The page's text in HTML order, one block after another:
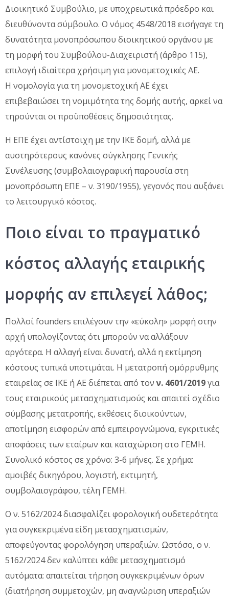
Διοικητικό Συμβούλιο, με υποχρεωτικά πρόεδρο και
διευθύνοντα σύμβουλο. Ο νόμος 4548/2018 εισήγαγε τη
δυνατότητα μονοπρόσωπου διοικητικού οργάνου με
τη μορφή του Συμβούλου-Διαχειριστή (άρθρο 115),
επιλογή ιδιαίτερα χρήσιμη για μονομετοχικές ΑΕ.
Η νομολογία για τη μονομετοχική ΑΕ έχει
επιβεβαιώσει τη νομιμότητα της δομής αυτής, αρκεί να
τηρούνται οι προϋποθέσεις δημοσιότητας.
Η ΕΠΕ έχει αντίστοιχη με την ΙΚΕ δομή, αλλά με
αυστηρότερους κανόνες σύγκλησης Γενικής
Συνέλευσης (συμβολαιογραφική παρουσία στη
μονοπρόσωπη ΕΠΕ – ν. 3190/1955), γεγονός που αυξάνει
το λειτουργικό κόστος.
Ποιο είναι το πραγματικό
κόστος αλλαγής εταιρικής
μορφής αν επιλεγεί λάθος;
Πολλοί founders επιλέγουν την «εύκολη» μορφή στην
αρχή υπολογίζοντας ότι μπορούν να αλλάξουν
αργότερα. Η αλλαγή είναι δυνατή, αλλά η εκτίμηση
κόστους τυπικά υποτιμάται. Η μετατροπή ομόρρυθμης
εταιρείας σε ΙΚΕ ή ΑΕ διέπεται από τονν. 4601/2019για
τους εταιρικούς μετασχηματισμούς και απαιτεί σχέδιο
σύμβασης μετατροπής, εκθέσεις διοικούντων,
αποτίμηση εισφορών από εμπειρογνώμονα, εγκριτικές
αποφάσεις των εταίρων και καταχώριση στο ΓΕΜΗ.
Συνολικό κόστος σε χρόνο: 3-6 μήνες. Σε χρήμα:
αμοιβές δικηγόρου, λογιστή, εκτιμητή,
συμβολαιογράφου, τέλη ΓΕΜΗ.
Ο ν. 5162/2024 διασφαλίζει φορολογική ουδετερότητα
για συγκεκριμένα είδη μετασχηματισμών,
αποφεύγοντας φορολόγηση υπεραξιών. Ωστόσο, ο ν.
5162/2024 δεν καλύπτει κάθε μετασχηματισμό
αυτόματα: απαιτείται τήρηση συγκεκριμένων όρων
(διατήρηση συμμετοχών, μη αναγνώριση υπεραξιών